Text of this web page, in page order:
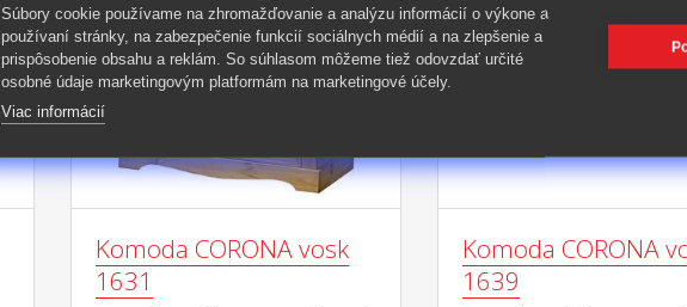
Komoda CORONA vosk
1631
Komoda CORONA
1639
Súbory cookie používame na zhromažďovanie a analýzu informácií o výkone a
používaní stránky, na zabezpečenie funkcií sociálnych médií a na zlepšenie a
prispôsobenie obsahu a reklám. So súhlasom môžeme tiež odovzdať určité
osobné údaje marketingovým platformám na marketingové účely.
Viac informácií